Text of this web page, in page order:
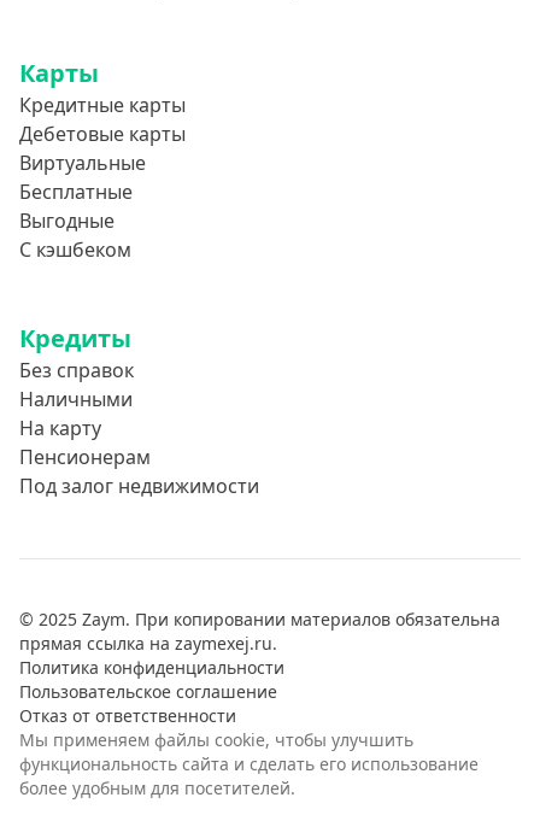
Деньги в долг
В долг на карту
Срок
1 день
5 дней
На неделю
10 дней
2 недели
15 дней
На месяц
30 дней без процентов
2 месяца
60 дней
3 месяца
90 дней
Карты
Кредитные карты
Дебетовые карты
Виртуальные
Бесплатные
Выгодные
С кэшбеком
Кредиты
Без справок
Наличными
На карту
Пенсионерам
Под залог недвижимости
© 2025 Zaym. При копировании материалов обязательна
прямая ссылка на zaymexej.ru.
Политика конфиденциальности
Пользовательское соглашение
Отказ от ответственности
Мы применяем файлы cookie, чтобы улучшить
функциональность сайта и сделать его использование
более удобным для посетителей.